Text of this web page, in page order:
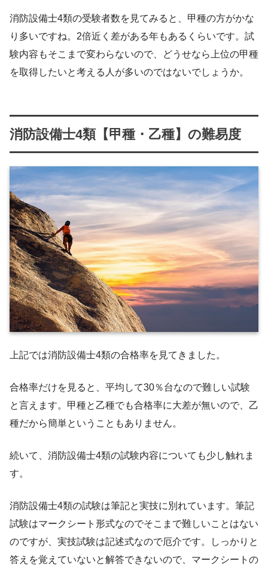
消防設備士4類の受験者数を見てみると、甲種の方がかな
り多いですね。2倍近く差がある年もあるくらいです。試
験内容もそこまで変わらないので、どうせなら上位の甲種
を取得したいと考える人が多いのではないでしょうか。
消防設備士4類【甲種・乙種】の難易度
上記では消防設備士4類の合格率を見てきました。
合格率だけを見ると、平均して30％台なので難しい試験
と言えます。甲種と乙種でも合格率に大差が無いので、乙
種だから簡単ということもありません。
続いて、消防設備士4類の試験内容についても少し触れま
す。
消防設備士4類の試験は筆記と実技に別れています。筆記
試験はマークシート形式なのでそこまで難しいことはない
のですが、実技試験は記述式なので厄介です。しっかりと
答えを覚えていないと解答できないので、マークシートの